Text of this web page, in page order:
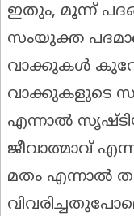
ഇതും, മൂന്ന്
സംയുക്ത
വാക്കുകൾ
വാക്കുകളുടെ
എന്നാൽ
ജീവാത്മാവ്
മതം എന്നാൽ